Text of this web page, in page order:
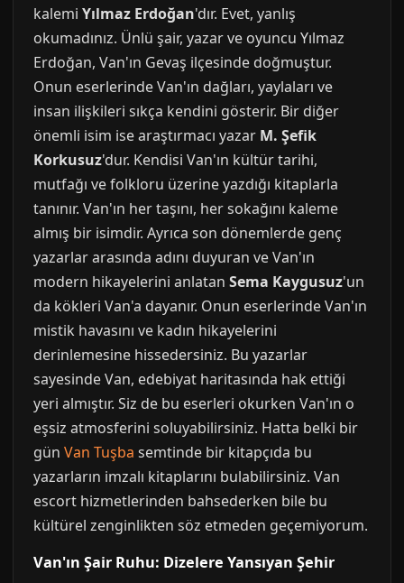
kalemi Yılmaz Erdoğan'dır. Evet, yanlış
okumadınız. Ünlü şair, yazar ve oyuncu Yılmaz
Erdoğan, Van'ın Gevaş ilçesinde doğmuştur.
Onun eserlerinde Van'ın dağları, yaylaları ve
insan ilişkileri sıkça kendini gösterir. Bir diğer
önemli isim ise araştırmacı yazar M. Şefik
Korkusuz'dur. Kendisi Van'ın kültür tarihi,
mutfağı ve folkloru üzerine yazdığı kitaplarla
tanınır. Van'ın her taşını, her sokağını kaleme
almış bir isimdir. Ayrıca son dönemlerde genç
yazarlar arasında adını duyuran ve Van'ın
modern hikayelerini anlatan Sema Kaygusuz'un
da kökleri Van'a dayanır. Onun eserlerinde Van'ın
mistik havasını ve kadın hikayelerini
derinlemesine hissedersiniz. Bu yazarlar
sayesinde Van, edebiyat haritasında hak ettiği
yeri almıştır. Siz de bu eserleri okurken Van'ın o
eşsiz atmosferini soluyabilirsiniz. Hatta belki bir
gün Van Tuşba semtinde bir kitapçıda bu
yazarların imzalı kitaplarını bulabilirsiniz. Van
escort hizmetlerinden bahsederken bile bu
kültürel zenginlikten söz etmeden geçemiyorum.
Van'ın Şair Ruhu: Dizelere Yansıyan Şehir